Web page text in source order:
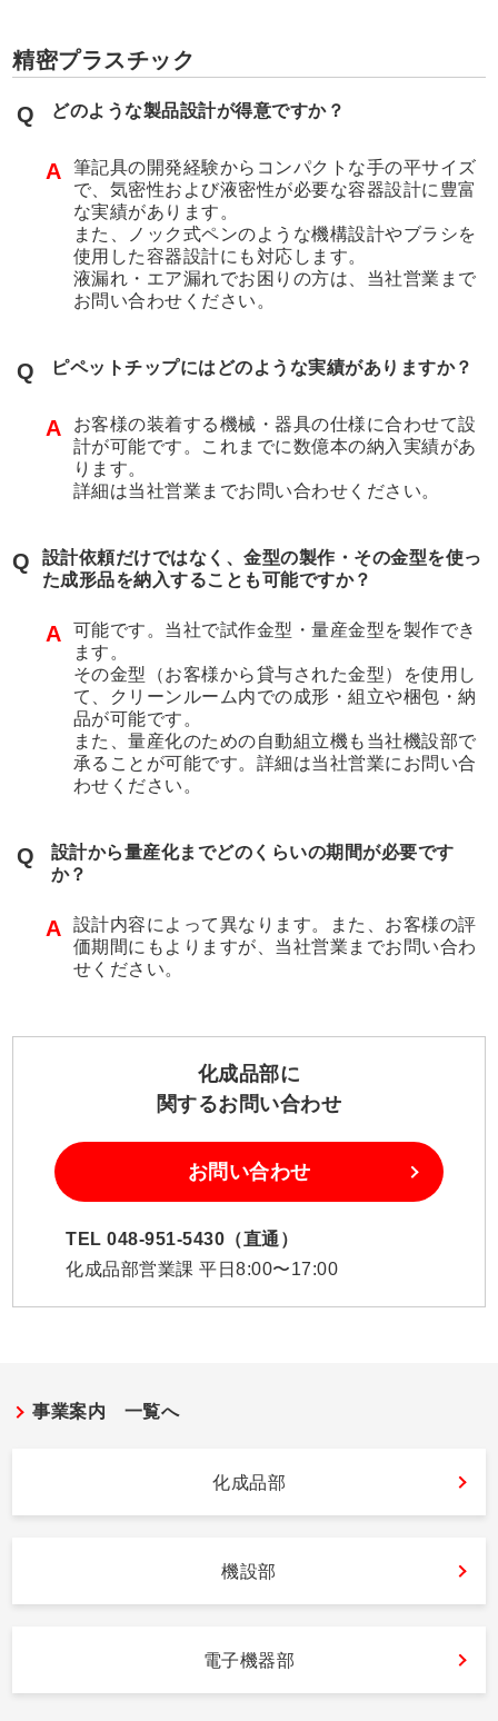
精密プラスチック
Q どのような製品設計が得意ですか？
A
筆記具の開発経験からコンパクトな手の平サイズ
で、気密性および液密性が必要な容器設計に豊富
な実績があります。
また、ノック式ペンのような機構設計やブラシを
使用した容器設計にも対応します。
液漏れ・エア漏れでお困りの方は、当社営業まで
お問い合わせください。
Q ピペットチップにはどのような実績がありますか？
A
お客様の装着する機械・器具の仕様に合わせて設
計が可能です。これまでに数億本の納入実績があ
ります。
詳細は当社営業までお問い合わせください。
Q
設計依頼だけではなく、金型の製作・その金型を使っ
た成形品を納入することも可能ですか？
A
可能です。当社で試作金型・量産金型を製作でき
ます。
その金型（お客様から貸与された金型）を使用し
て、クリーンルーム内での成形・組立や梱包・納
品が可能です。
また、量産化のための自動組立機も当社機設部で
承ることが可能です。詳細は当社営業にお問い合
わせください。
Q
設計から量産化までどのくらいの期間が必要です
か？
A
設計内容によって異なります。また、お客様の評
価期間にもよりますが、当社営業までお問い合わ
せください。
化成品部に
関するお問い合わせ
お問い合わせ
TEL 048-951-5430（直通）
化成品部営業課 平日8:00〜17:00
事業案内 一覧へ
化成品部
機設部
電子機器部